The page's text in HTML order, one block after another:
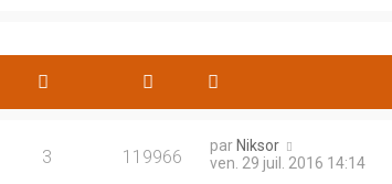
3 119966 par Niksor
ven. 29 juil. 2016 14:14